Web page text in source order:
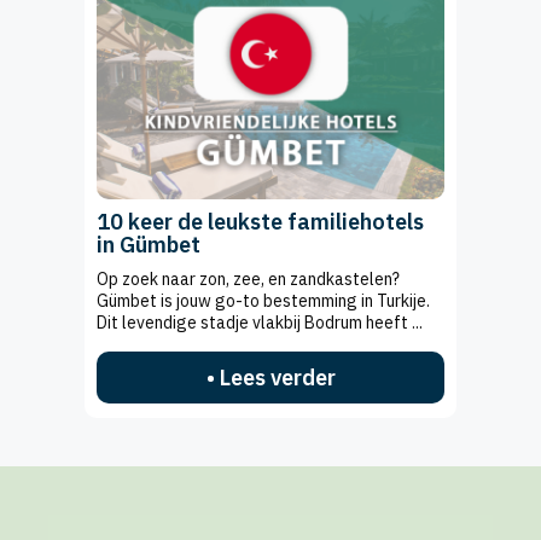
10 keer de leukste familiehotels
in Gümbet
Op zoek naar zon, zee, en zandkastelen?
Gümbet is jouw go-to bestemming in Turkije.
Dit levendige stadje vlakbij Bodrum heeft ...
• Lees verder